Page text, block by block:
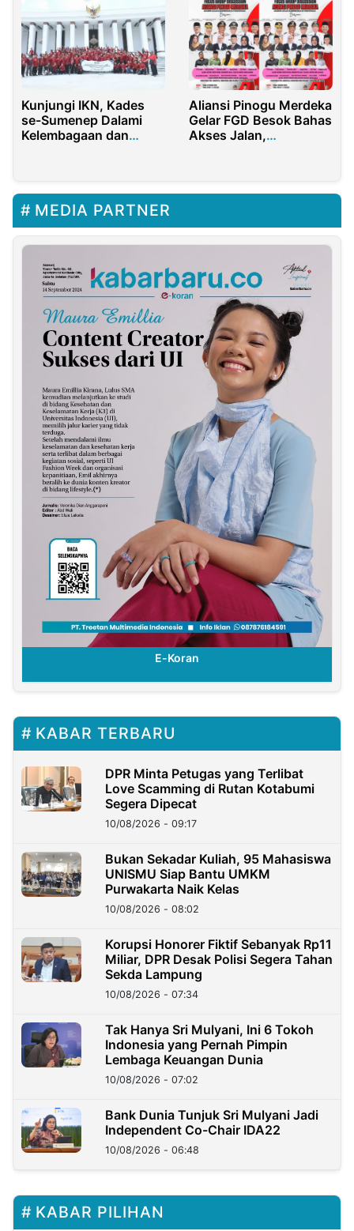
Kunjungi IKN, Kades
se-Sumenep Dalami
Kelembagaan dan
Aliansi Pinogu Merdeka
Gelar FGD Besok Bahas
Akses Jalan,
MEDIA PARTNER
E-Koran
KABAR TERBARU
DPR Minta Petugas yang Terlibat
Love Scamming di Rutan Kotabumi
Segera Dipecat
10/08/2026 - 09:17
Bukan Sekadar Kuliah, 95 Mahasiswa
UNISMU Siap Bantu UMKM
Purwakarta Naik Kelas
10/08/2026 - 08:02
Korupsi Honorer Fiktif Sebanyak Rp11
Miliar, DPR Desak Polisi Segera Tahan
Sekda Lampung
10/08/2026 - 07:34
Tak Hanya Sri Mulyani, Ini 6 Tokoh
Indonesia yang Pernah Pimpin
Lembaga Keuangan Dunia
10/08/2026 - 07:02
Bank Dunia Tunjuk Sri Mulyani Jadi
Independent Co-Chair IDA22
10/08/2026 - 06:48
KABAR PILIHAN